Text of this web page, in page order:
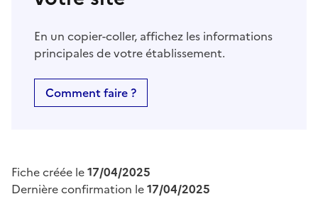
En un copier-coller, affichez les informations
principales de votre établissement.
Comment faire ?
Fiche créée le17/04/2025
Dernière confirmation le17/04/2025